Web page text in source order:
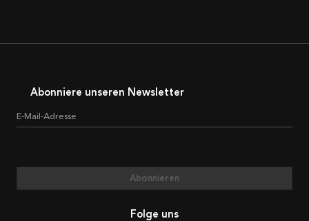
Abonniere unseren Newsletter
E-Mail-Adresse
Abonnieren
Folge uns